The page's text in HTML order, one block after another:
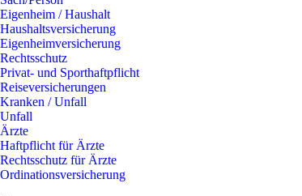
Eigenheim / Haushalt
Haushaltsversicherung
Eigenheimversicherung
Rechtsschutz
Privat- und Sporthaftpflicht
Reiseversicherungen
Kranken / Unfall
Unfall
Ärzte
Haftpflicht für Ärzte
Rechtsschutz für Ärzte
Ordinationsversicherung